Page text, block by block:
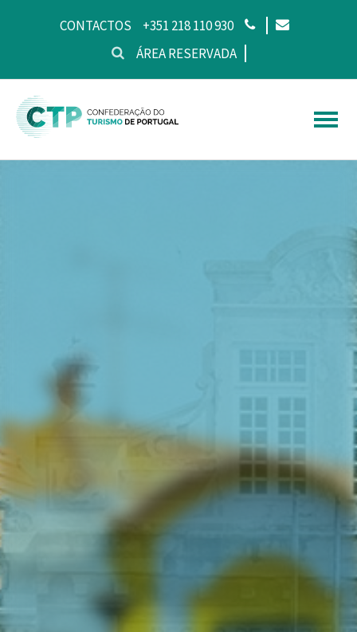
CONTACTOS
+351 218 110 930
ÁREA RESERVADA